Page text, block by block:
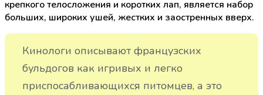
крепкого телосложения и коротких лап, является набор
больших, широких ушей, жестких и заостренных вверх.
Кинологи описывают французских
бульдогов как игривых и легко
приспосабливающихся питомцев, а это